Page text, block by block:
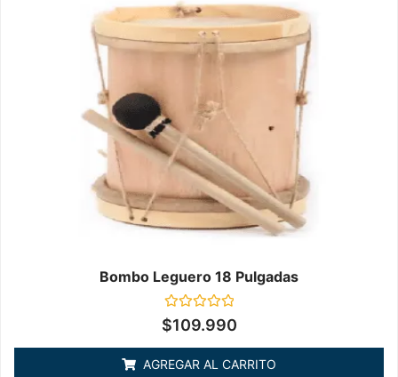
Bombo Leguero 18 Pulgadas
Valorado
en
de
5
$109.990
AGREGAR AL CARRITO